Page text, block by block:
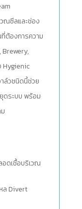
ณซีลและช่อง
ต้องการความ
Brewery,
Hygienic
ล์วชนิดนี้ช่วย
ดระบบ พร้อม
ดเชื้อบริเวณ
ล Divert